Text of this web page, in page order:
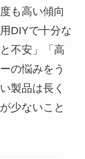
も高い傾向
DIYで十分な
不安」「高
の悩みをう
製品は長く
少ないこと